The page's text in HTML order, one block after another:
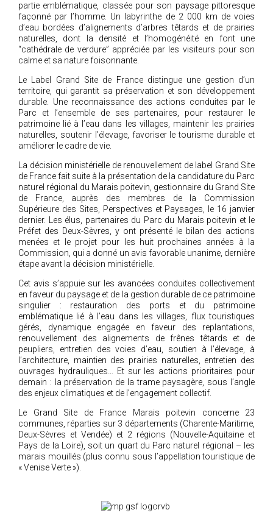
partie emblématique, classée pour son paysage pittoresque
façonné par l’homme. Un labyrinthe de 2 000 km de voies
d’eau bordées d’alignements d’arbres têtards et de prairies
naturelles, dont la densité et l’homogénéité en font une
“cathédrale de verdure” appréciée par les visiteurs pour son
calme et sa nature foisonnante.
Le Label Grand Site de France distingue une gestion d’un
territoire, qui garantit sa préservation et son développement
durable. Une reconnaissance des actions conduites par le
Parc et l’ensemble de ses partenaires, pour restaurer le
patrimoine lié à l’eau dans les villages, maintenir les prairies
naturelles, soutenir l’élevage, favoriser le tourisme durable et
améliorer le cadre de vie.
La décision ministérielle de renouvellement de label Grand Site
de France fait suite à la présentation de la candidature du Parc
naturel régional du Marais poitevin, gestionnaire du Grand Site
de France, auprès des membres de la Commission
Supérieure des Sites, Perspectives et Paysages, le 16 janvier
dernier. Les élus, partenaires du Parc du Marais poitevin et le
Préfet des Deux-Sèvres, y ont présenté le bilan des actions
menées et le projet pour les huit prochaines années à la
Commission, qui a donné un avis favorable unanime, dernière
étape avant la décision ministérielle.
Cet avis s’appuie sur les avancées conduites collectivement
en faveur du paysage et de la gestion durable de ce patrimoine
singulier : restauration des ports et du patrimoine
emblématique lié à l’eau dans les villages, flux touristiques
gérés, dynamique engagée en faveur des replantations,
renouvellement des alignements de frênes têtards et de
peupliers, entretien des voies d’eau, soutien à l’élevage, à
l’architecture, maintien des prairies naturelles, entretien des
ouvrages hydrauliques… Et sur les actions prioritaires pour
demain : la préservation de la trame paysagère, sous l’angle
des enjeux climatiques et de l’engagement collectif.
Le Grand Site de France Marais poitevin concerne 23
communes, réparties sur 3 départements (Charente-Maritime,
Deux-Sèvres et Vendée) et 2 régions (Nouvelle-Aquitaine et
Pays de la Loire), soit un quart du Parc naturel régional – les
marais mouillés (plus connu sous l’appellation touristique de
« Venise Verte »).